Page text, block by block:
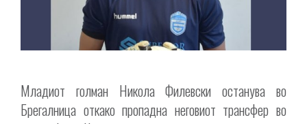
Младиот голман Никола Филевски останува во
Брегалница откако пропадна неговиот трансфер во